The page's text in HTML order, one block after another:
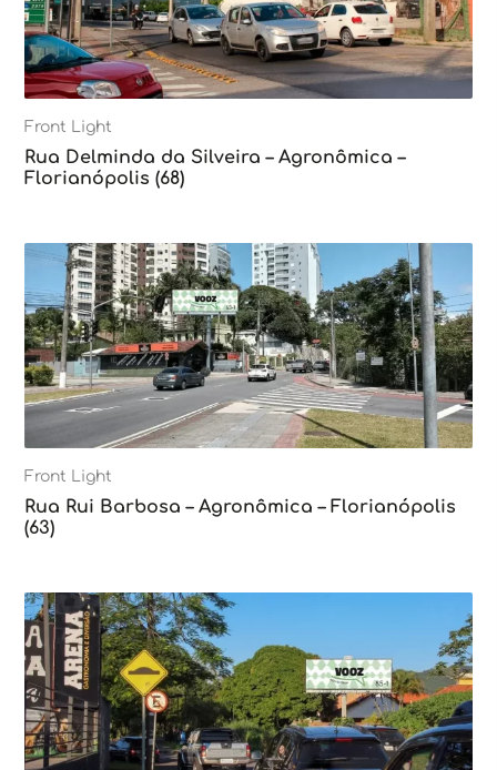
Front Light
Rua Delminda da Silveira – Agronômica –
Florianópolis (68)
Front Light
Rua Rui Barbosa – Agronômica – Florianópolis
(63)